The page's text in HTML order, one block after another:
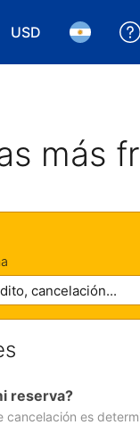
USD
Elegir la moneda.
Elegir el
más
reserva?
cancelación es